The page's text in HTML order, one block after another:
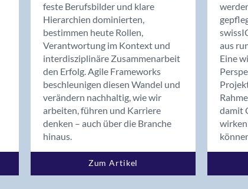
Bern-Zollikofen
Biel/Bienne
Birsfelden
Bonstetten
Bottighofen
Bremgarten bei Bern
feste Berufsbilder und klare
Hierarchien dominierten,
bestimmen heute Rollen,
Verantwortung im Kontext und
interdisziplinäre Zusammenarbeit
den Erfolg. Agile Frameworks
beschleunigen diesen Wandel und
verändern nachhaltig, wie wir
arbeiten, führen und Karriere
denken – auch über die Branche
hinaus.
Zum Artikel
aus
Eine
damit